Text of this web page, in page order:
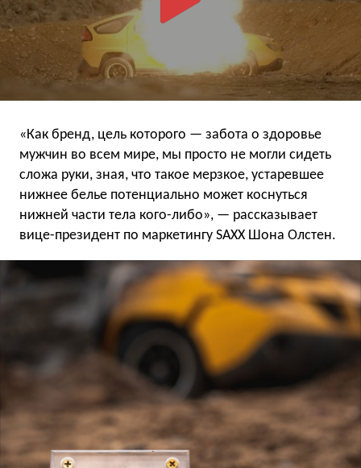
«Как бренд, цель которого — забота о здоровье
мужчин во всем мире, мы просто не могли сидеть
сложа руки, зная, что такое мерзкое, устаревшее
нижнее белье потенциально может коснуться
нижней части тела кого-либо», — рассказывает
вице-президент по маркетингу SAXX Шона Олстен.